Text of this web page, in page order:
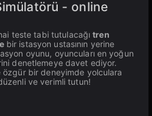
- online
teste tabi tutulacağıtren
bir istasyon ustasının yerine
oyunu, oyuncuları en yoğun
denetlemeye davet ediyor.
özgür bir deneyimde yolculara
ve verimli tutun!